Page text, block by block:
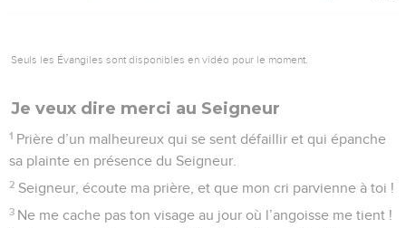
Seuls les Évangiles sont disponibles en vidéo pour le moment.
Je veux dire merci au Seigneur
1 Prière d’un malheureux qui se sent défaillir et qui épanche
sa plainte en présence du Seigneur.
2 Seigneur, écoute ma prière, et que mon cri parvienne à toi !
3 Ne me cache pas ton visage au jour où l’angoisse me tient !